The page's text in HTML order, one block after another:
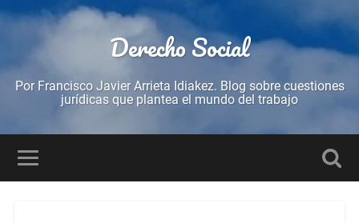
Derecho Social
Por Francisco Javier Arrieta Idiakez. Blog sobre cuestiones
jurídicas que plantea el mundo del trabajo